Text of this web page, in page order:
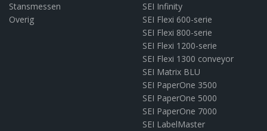
Stansmessen
Overig
SEI Infinity
SEI Flexi 600-serie
SEI Flexi 800-serie
SEI Flexi 1200-serie
SEI Flexi 1300 conveyor
SEI Matrix BLU
SEI PaperOne 3500
SEI PaperOne 5000
SEI PaperOne 7000
SEI LabelMaster